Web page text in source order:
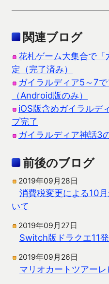
関連ブログ
花札ゲーム大集合で
定（完了済み）
ガイラルディア5～7
（Android版のみ）
iOS版含めガイラルデ
プ完了
ガイラルディア神話3
前後のブログ
2019年09月28日
消費税変更による10
いて
2019年09月27日
Switch版ドラクエ11
2019年09月26日
マリオカートツアーレ